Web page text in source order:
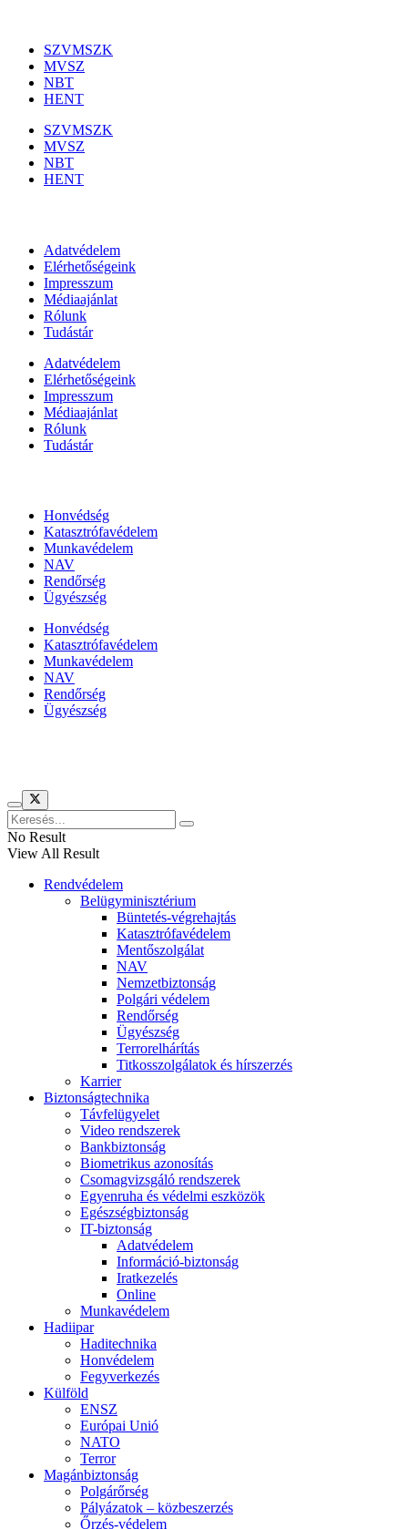
SZVMSZK
MVSZ
NBT
HENT
SZVMSZK
MVSZ
NBT
HENT
Adatvédelem
Elérhetőségeink
Impresszum
Médiaajánlat
Rólunk
Tudástár
Adatvédelem
Elérhetőségeink
Impresszum
Médiaajánlat
Rólunk
Tudástár
Honvédség
Katasztrófavédelem
Munkavédelem
NAV
Rendőrség
Ügyészség
Honvédség
Katasztrófavédelem
Munkavédelem
NAV
Rendőrség
Ügyészség
No Result
View All Result
Rendvédelem
Belügyminisztérium
Büntetés-végrehajtás
Katasztrófavédelem
Mentőszolgálat
NAV
Nemzetbiztonság
Polgári védelem
Rendőrség
Ügyészség
Terrorelhárítás
Titkosszolgálatok és hírszerzés
Karrier
Biztonságtechnika
Távfelügyelet
Video rendszerek
Bankbiztonság
Biometrikus azonosítás
Csomagvizsgáló rendszerek
Egyenruha és védelmi eszközök
Egészségbiztonság
IT-biztonság
Adatvédelem
Információ-biztonság
Iratkezelés
Online
Munkavédelem
Hadiipar
Haditechnika
Honvédelem
Fegyverkezés
Külföld
ENSZ
Európai Unió
NATO
Terror
Magánbiztonság
Polgárőrség
Pályázatok – közbeszerzés
Őrzés-védelem